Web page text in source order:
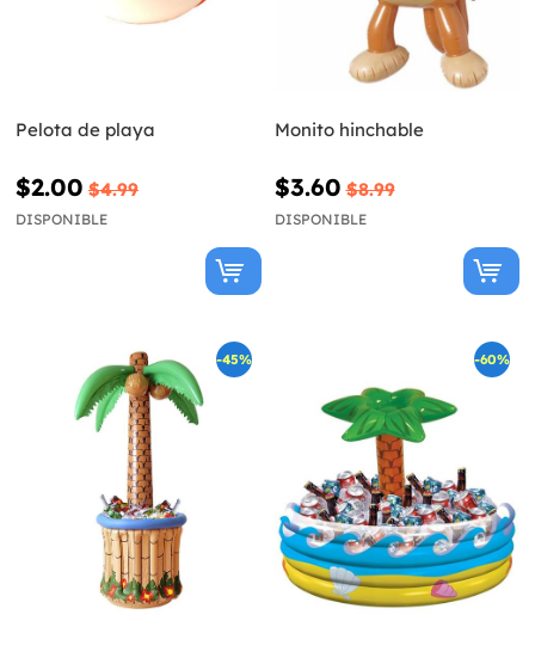
Pelota de playa
$2.00 $4.99
DISPONIBLE
Monito hinchable
$3.60 $8.99
DISPONIBLE
-45% -60%